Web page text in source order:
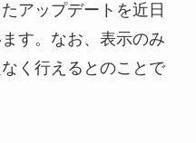
アップデートを近日
す。なお、表示のみ
く行えるとのことで